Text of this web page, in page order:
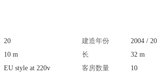
20 建造年份
2004 /
10 m 长
32 m
EU style at 220v 客房数量 10